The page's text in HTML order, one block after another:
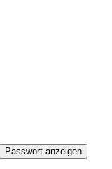
Passwort anzeigen